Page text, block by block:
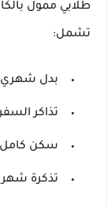
طلابي ممول
تشمل:
بدل شهري قدره
تذاكر السفر
سكن كامل
تذكرة